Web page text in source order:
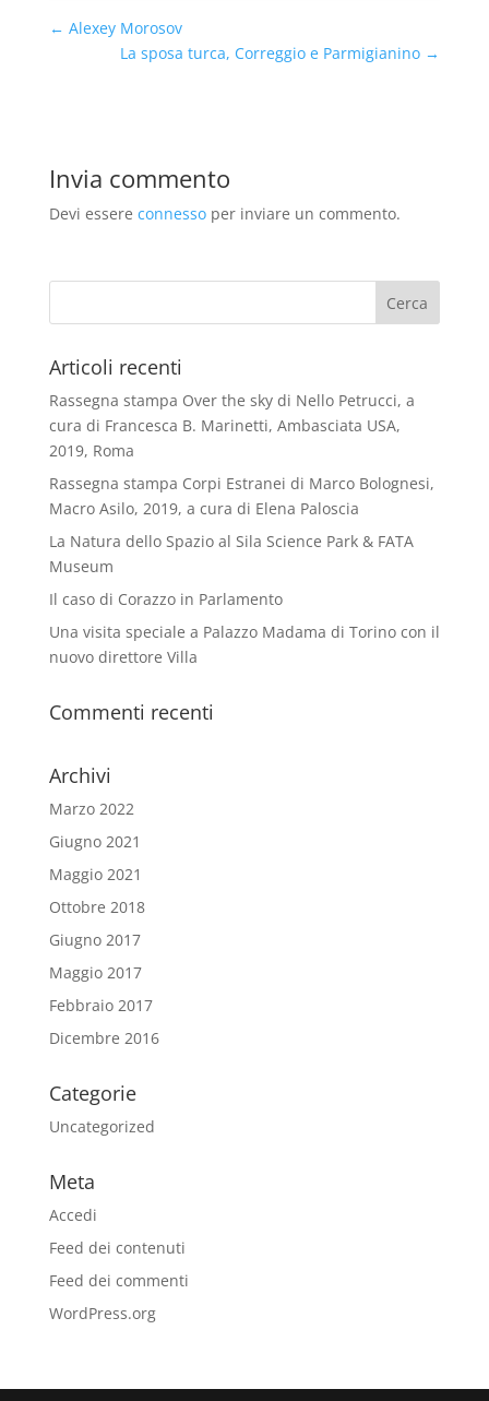
← Alexey Morosov
La sposa turca, Correggio e Parmigianino →
Invia commento
Devi essere connessoper inviare un commento.
Articoli recenti
Rassegna stampa Over the sky di Nello Petrucci, a
cura di Francesca B. Marinetti, Ambasciata USA,
2019, Roma
Rassegna stampa Corpi Estranei di Marco Bolognesi,
Macro Asilo, 2019, a cura di Elena Paloscia
La Natura dello Spazio al Sila Science Park & FATA
Museum
Il caso di Corazzo in Parlamento
Una visita speciale a Palazzo Madama di Torino con il
nuovo direttore Villa
Commenti recenti
Archivi
Marzo 2022
Giugno 2021
Maggio 2021
Ottobre 2018
Giugno 2017
Maggio 2017
Febbraio 2017
Dicembre 2016
Categorie
Uncategorized
Meta
Accedi
Feed dei contenuti
Feed dei commenti
WordPress.org